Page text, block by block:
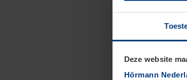
Deze website
Hörmann